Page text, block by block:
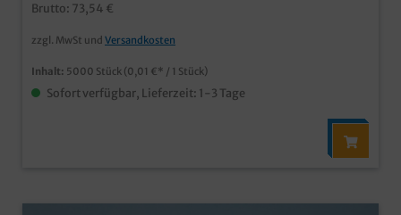
Brutto: 73,54 €
zzgl. MwSt und Versandkosten
Inhalt: 5000 Stück (0,01 €* / 1 Stück)
Sofort verfügbar, Lieferzeit: 1-3 Tage